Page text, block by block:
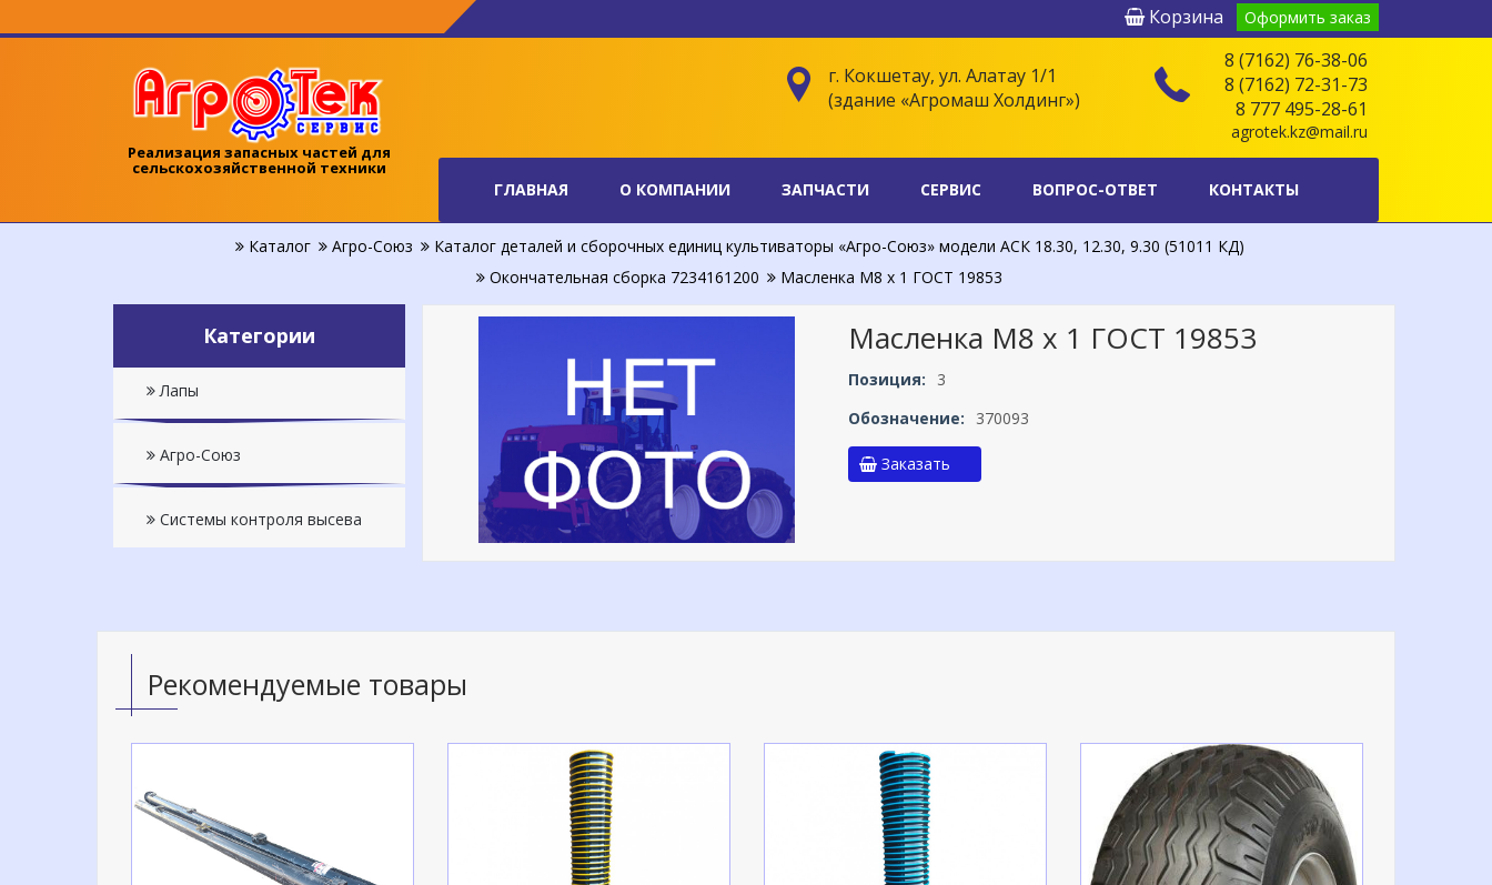
Корзина Оформить заказ
Реализация запасных частей для
сельскохозяйственной техники
8 (7162) 76-38-06
8 (7162) 72-31-73
8 777 495-28-61
agrotek.kz@mail.ru
г. Кокшетау, ул. Алатау 1/1
(здание «Агромаш Холдинг»)
ГЛАВНАЯ О КОМПАНИИ ЗАПЧАСТИ СЕРВИС ВОПРОС-ОТВЕТ КОНТАКТЫ
Каталог Агро-Союз
Каталог деталей и сборочных единиц культиваторы «Агро-Союз» модели АСК 18.30, 12.30, 9.30 (51011 КД)
Окончательная сборка 7234161200
Масленка М8 x 1 ГОСТ 19853
Категории
Лапы
Агро-Союз
Системы контроля высева
Масленка М8 x 1 ГОСТ 19853
Позиция:
3
Обозначение:
370093
Заказать
Рекомендуемые товары